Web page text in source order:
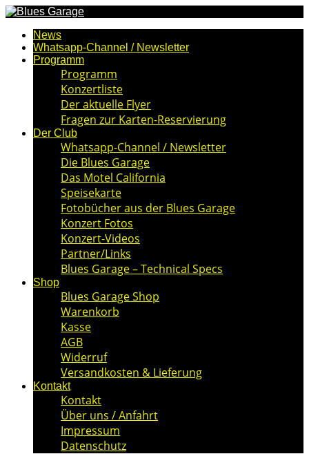
News
Whatsapp-Channel / Newsletter
Programm
Programm
Konzertliste
Der aktuelle Flyer
Fragen zur Karten-Reservierung
Der Club
Whatsapp-Channel / Newsletter
Die Blues Garage
Das Motel California
Speisekarte
Fotobücher aus der Blues Garage
Konzert Fotos
Konzert-Videos
Partner/Links
Blues Garage – Technical Specs
Shop
Blues Garage Shop
Warenkorb
Kasse
AGB
Widerruf
Versandkosten & Lieferung
Kontakt
Kontakt
Über uns / Anfahrt
Impressum
Datenschutz